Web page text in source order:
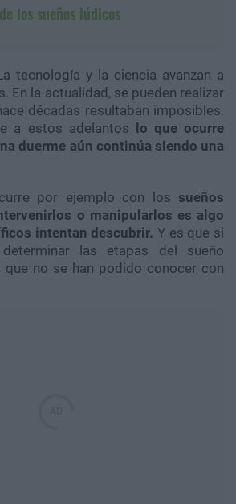
los sueños lúdicos
tecnología y la ciencia avanzan a
En la actualidad, se pueden realizar
décadas resultaban imposibles.
a estos adelantos
lo que ocurre
duerme aún continúa siendo una
por ejemplo con los sueños
o manipularlos es algo
intentan descubrir. Y es que si
las etapas del sueño
que no se han podido conocer con